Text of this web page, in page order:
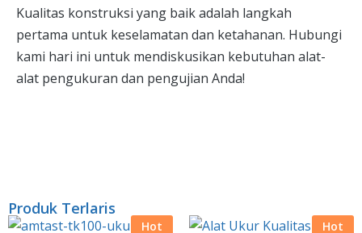
Kualitas konstruksi yang baik adalah langkah
pertama untuk keselamatan dan ketahanan. Hubungi
kami hari ini untuk mendiskusikan kebutuhan alat-
alat pengukuran dan pengujian Anda!
Produk Terlaris
Hot Hot